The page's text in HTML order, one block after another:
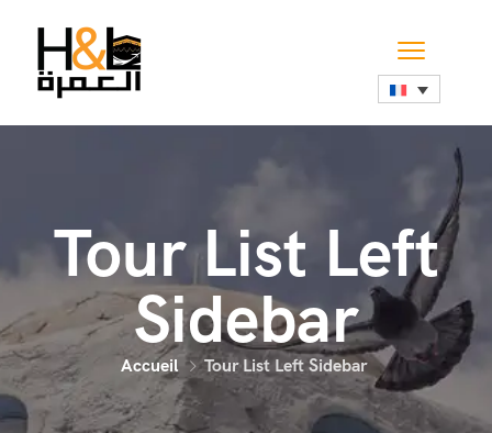
Tour List Left
Sidebar
Accueil Tour List Left Sidebar